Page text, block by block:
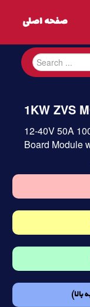
1KW ZVS
12-40V 50A
Board Module